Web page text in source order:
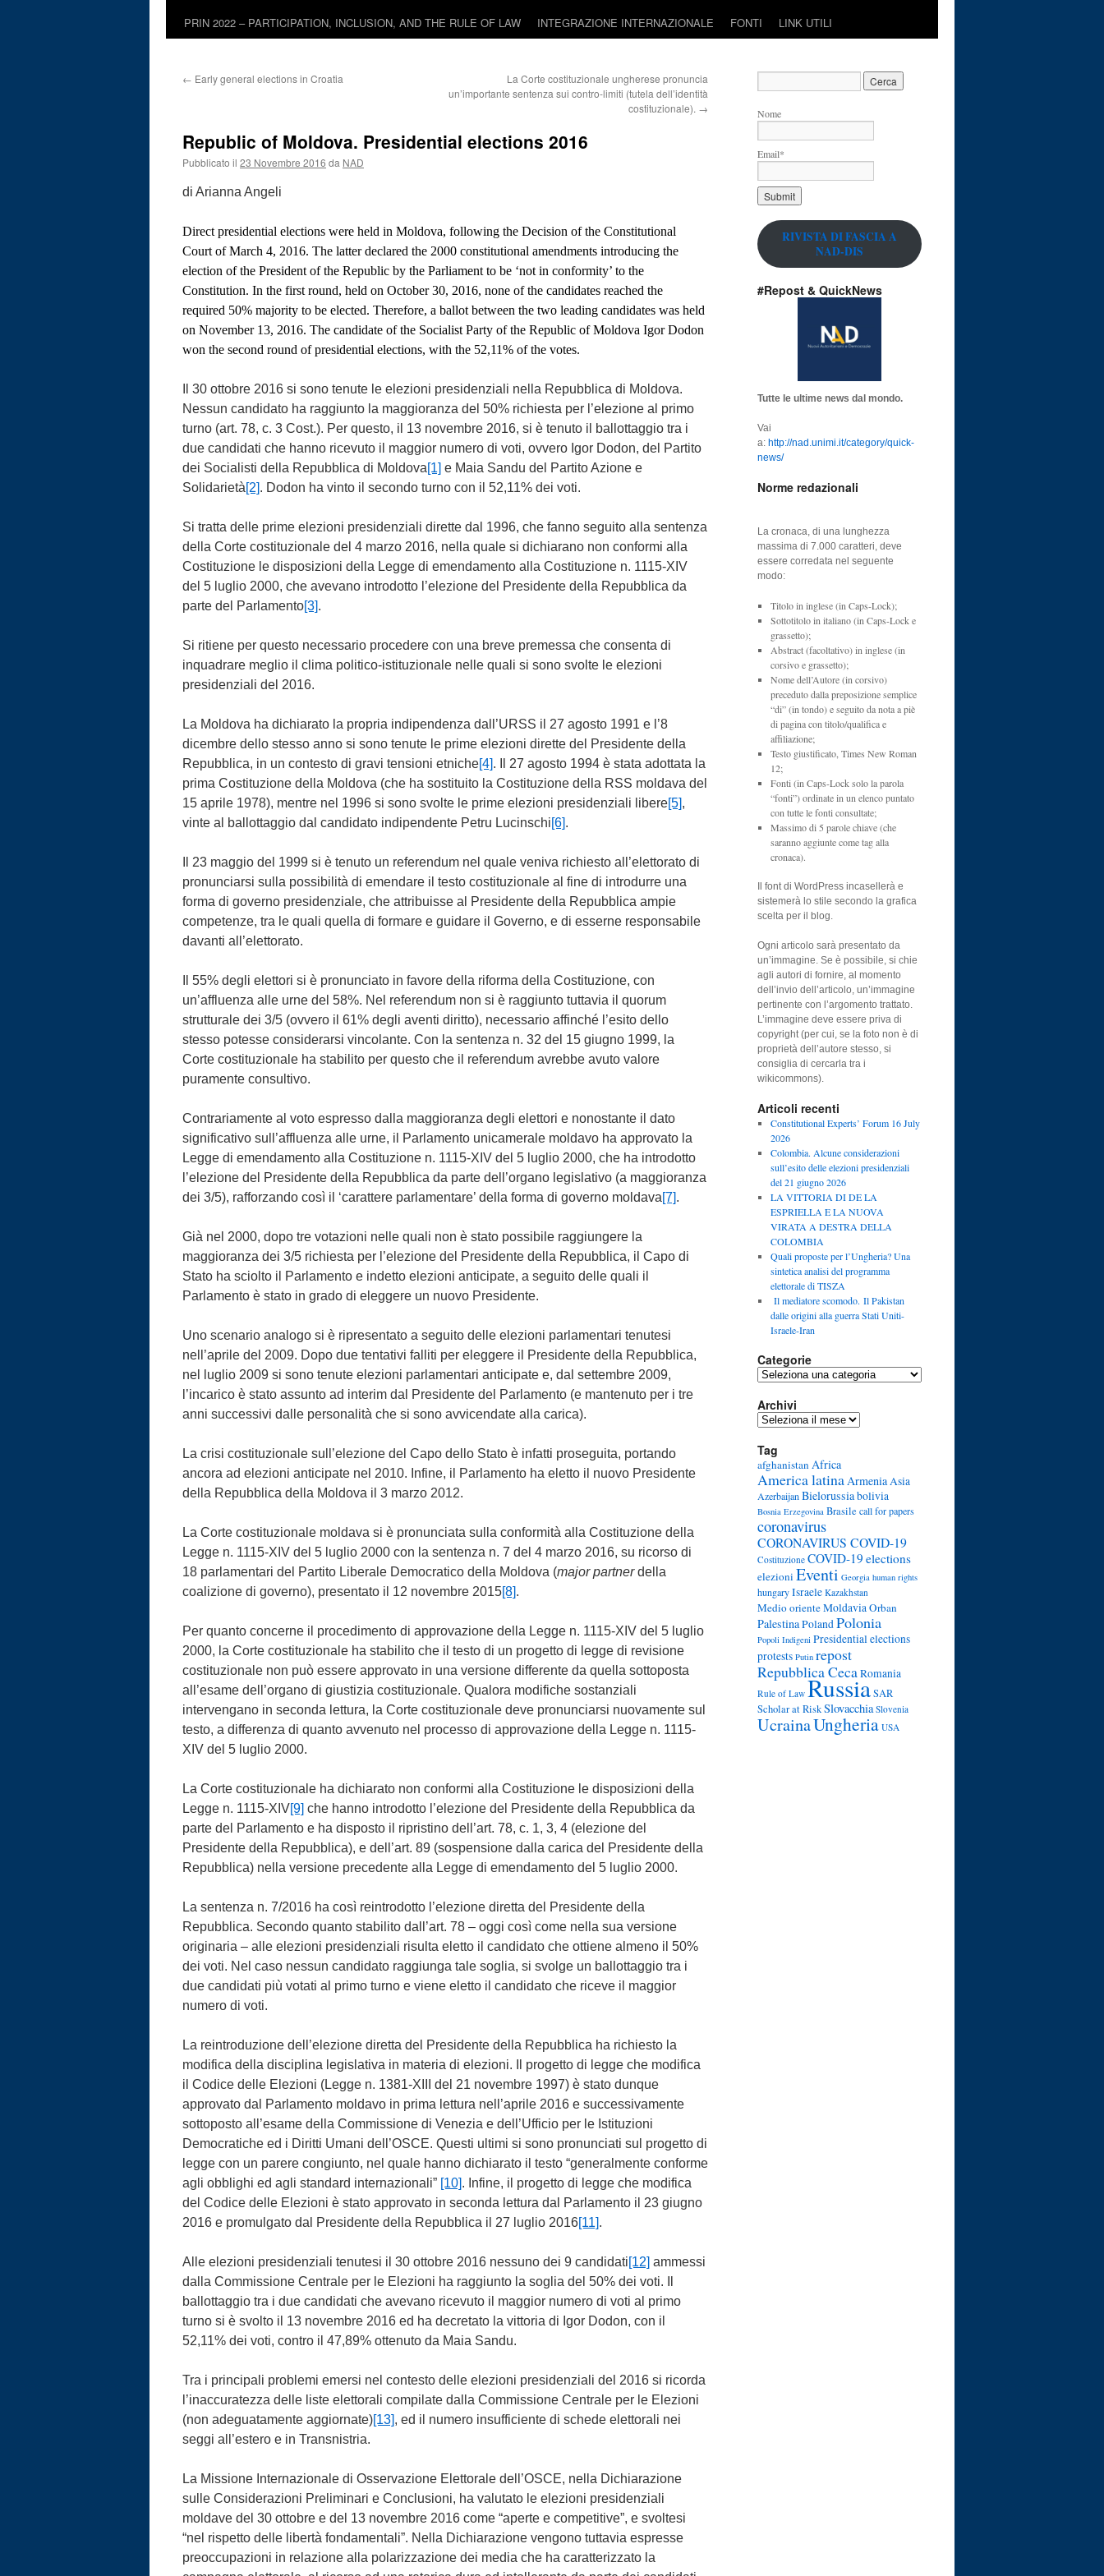
PRIN 2022 – PARTICIPATION, INCLUSION, AND THE RULE OF LAW
INTEGRAZIONE INTERNAZIONALE FONTI LINK UTILI
← Early general elections in Croatia
La Corte costituzionale ungherese pronuncia
un’importante sentenza sui contro-limiti (tutela dell’identità
costituzionale). →
Republic of Moldova. Presidential elections 2016
Pubblicato il 23 Novembre 2016 da NAD
di Arianna Angeli
Direct presidential elections were held in Moldova, following the Decision of the Constitutional
Court of March 4, 2016. The latter declared the 2000 constitutional amendments introducing the
election of the President of the Republic by the Parliament to be ‘not in conformity’ to the
Constitution. In the first round, held on October 30, 2016, none of the candidates reached the
required 50% majority to be elected. Therefore, a ballot between the two leading candidates was held
on November 13, 2016. The candidate of the Socialist Party of the Republic of Moldova Igor Dodon
won the second round of presidential elections, with the 52,11% of the votes.
Il 30 ottobre 2016 si sono tenute le elezioni presidenziali nella Repubblica di Moldova.
Nessun candidato ha raggiunto la maggioranza del 50% richiesta per l’elezione al primo
turno (art. 78, c. 3 Cost.). Per questo, il 13 novembre 2016, si è tenuto il ballottaggio tra i
due candidati che hanno ricevuto il maggior numero di voti, ovvero Igor Dodon, del Partito
dei Socialisti della Repubblica di Moldova[1] e Maia Sandu del Partito Azione e
Solidarietà[2]. Dodon ha vinto il secondo turno con il 52,11% dei voti.
Si tratta delle prime elezioni presidenziali dirette dal 1996, che fanno seguito alla sentenza
della Corte costituzionale del 4 marzo 2016, nella quale si dichiarano non conformi alla
Costituzione le disposizioni della Legge di emendamento alla Costituzione n. 1115-XIV
del 5 luglio 2000, che avevano introdotto l’elezione del Presidente della Repubblica da
parte del Parlamento[3].
Si ritiene per questo necessario procedere con una breve premessa che consenta di
inquadrare meglio il clima politico-istituzionale nelle quali si sono svolte le elezioni
presidenziali del 2016.
La Moldova ha dichiarato la propria indipendenza dall’URSS il 27 agosto 1991 e l’8
dicembre dello stesso anno si sono tenute le prime elezioni dirette del Presidente della
Repubblica, in un contesto di gravi tensioni etniche[4]. Il 27 agosto 1994 è stata adottata la
prima Costituzione della Moldova (che ha sostituito la Costituzione della RSS moldava del
15 aprile 1978), mentre nel 1996 si sono svolte le prime elezioni presidenziali libere[5],
vinte al ballottaggio dal candidato indipendente Petru Lucinschi[6].
Il 23 maggio del 1999 si è tenuto un referendum nel quale veniva richiesto all’elettorato di
pronunciarsi sulla possibilità di emendare il testo costituzionale al fine di introdurre una
forma di governo presidenziale, che attribuisse al Presidente della Repubblica ampie
competenze, tra le quali quella di formare e guidare il Governo, e di esserne responsabile
davanti all’elettorato.
Il 55% degli elettori si è pronunciato in favore della riforma della Costituzione, con
un’affluenza alle urne del 58%. Nel referendum non si è raggiunto tuttavia il quorum
strutturale dei 3/5 (ovvero il 61% degli aventi diritto), necessario affinché l’esito dello
stesso potesse considerarsi vincolante. Con la sentenza n. 32 del 15 giugno 1999, la
Corte costituzionale ha stabilito per questo che il referendum avrebbe avuto valore
puramente consultivo.
Contrariamente al voto espresso dalla maggioranza degli elettori e nonostante il dato
significativo sull’affluenza alle urne, il Parlamento unicamerale moldavo ha approvato la
Legge di emendamento alla Costituzione n. 1115-XIV del 5 luglio 2000, che ha introdotto
l’elezione del Presidente della Repubblica da parte dell’organo legislativo (a maggioranza
dei 3/5), rafforzando così il ‘carattere parlamentare’ della forma di governo moldava[7].
Già nel 2000, dopo tre votazioni nelle quali non è stato possibile raggiungere la
maggioranza dei 3/5 richiesta per l’elezione del Presidente della Repubblica, il Capo di
Stato ha sciolto il Parlamento e indetto elezioni anticipate, a seguito delle quali il
Parlamento è stato in grado di eleggere un nuovo Presidente.
Uno scenario analogo si è ripresentato a seguito delle elezioni parlamentari tenutesi
nell’aprile del 2009. Dopo due tentativi falliti per eleggere il Presidente della Repubblica,
nel luglio 2009 si sono tenute elezioni parlamentari anticipate e, dal settembre 2009,
l’incarico è stato assunto ad interim dal Presidente del Parlamento (e mantenuto per i tre
anni successivi dalle personalità che si sono avvicendate alla carica).
La crisi costituzionale sull’elezione del Capo dello Stato è infatti proseguita, portando
ancora ad elezioni anticipate nel 2010. Infine, il Parlamento ha eletto il nuovo Presidente
della Repubblica della Moldova il 3 marzo 2012.
La Corte costituzionale moldava si è pronunciata sulla conformità alla Costituzione della
Legge n. 1115-XIV del 5 luglio 2000 con la sentenza n. 7 del 4 marzo 2016, su ricorso di
18 parlamentari del Partito Liberale Democratico della Moldova (major partnerdella
coalizione di governo), presentato il 12 novembre 2015[8].
Per quanto concerne il procedimento di approvazione della Legge n. 1115-XIV del 5 luglio
2000, la Corte costituzionale ha stabilito che il testo di un progetto di legge di revisione
costituzionale non può essere approvato in una versione differente da quella sottoposta
all’esame dell’organo di giustizia costituzionale. Qualora modifiche sostanziali
intervengano in seconda lettura, la Corte costituzionale deve pronunciarsi nuovamente sul
testo, a differenza di quanto avvenuto nel processo di approvazione della Legge n. 1115-
XIV del 5 luglio 2000.
La Corte costituzionale ha dichiarato non conformi alla Costituzione le disposizioni della
Legge n. 1115-XIV[9] che hanno introdotto l’elezione del Presidente della Repubblica da
parte del Parlamento e ha disposto il ripristino dell’art. 78, c. 1, 3, 4 (elezione del
Presidente della Repubblica), e dell’art. 89 (sospensione dalla carica del Presidente della
Repubblica) nella versione precedente alla Legge di emendamento del 5 luglio 2000.
La sentenza n. 7/2016 ha così reintrodotto l’elezione diretta del Presidente della
Repubblica. Secondo quanto stabilito dall’art. 78 – oggi così come nella sua versione
originaria – alle elezioni presidenziali risulta eletto il candidato che ottiene almeno il 50%
dei voti. Nel caso nessun candidato raggiunga tale soglia, si svolge un ballottaggio tra i
due candidati più votati al primo turno e viene eletto il candidato che riceve il maggior
numero di voti.
La reintroduzione dell’elezione diretta del Presidente della Repubblica ha richiesto la
modifica della disciplina legislativa in materia di elezioni. Il progetto di legge che modifica
il Codice delle Elezioni (Legge n. 1381-XIII del 21 novembre 1997) è stato dunque
approvato dal Parlamento moldavo in prima lettura nell’aprile 2016 e successivamente
sottoposto all’esame della Commissione di Venezia e dell’Ufficio per le Istituzioni
Democratiche ed i Diritti Umani dell’OSCE. Questi ultimi si sono pronunciati sul progetto di
legge con un parere congiunto, nel quale hanno dichiarato il testo “generalmente conforme
agli obblighi ed agli standard internazionali” [10]. Infine, il progetto di legge che modifica
del Codice delle Elezioni è stato approvato in seconda lettura dal Parlamento il 23 giugno
2016 e promulgato dal Presidente della Repubblica il 27 luglio 2016[11].
Alle elezioni presidenziali tenutesi il 30 ottobre 2016 nessuno dei 9 candidati[12] ammessi
dalla Commissione Centrale per le Elezioni ha raggiunto la soglia del 50% dei voti. Il
ballottaggio tra i due candidati che avevano ricevuto il maggior numero di voti al primo
turno si è svolto il 13 novembre 2016 ed ha decretato la vittoria di Igor Dodon, con il
52,11% dei voti, contro il 47,89% ottenuto da Maia Sandu.
Tra i principali problemi emersi nel contesto delle elezioni presidenziali del 2016 si ricorda
l’inaccuratezza delle liste elettorali compilate dalla Commissione Centrale per le Elezioni
(non adeguatamente aggiornate)[13], ed il numero insufficiente di schede elettorali nei
seggi all’estero e in Transnistria.
La Missione Internazionale di Osservazione Elettorale dell’OSCE, nella Dichiarazione
sulle Considerazioni Preliminari e Conclusioni, ha valutato le elezioni presidenziali
moldave del 30 ottobre e del 13 novembre 2016 come “aperte e competitive”, e svoltesi
“nel rispetto delle libertà fondamentali”. Nella Dichiarazione vengono tuttavia espresse
preoccupazioni in relazione alla polarizzazione dei media che ha caratterizzato la
Nome
Email*
RIVISTA DI FASCIA A
NAD-DIS
#Repost & QuickNews
Tutte le ultime news dal mondo.
Vai
a: http://nad.unimi.it/category/quick-
news/
Norme redazionali
La cronaca, di una lunghezza
massima di 7.000 caratteri, deve
essere corredata nel seguente
modo:
Titolo in inglese (in Caps-Lock);
Sottotitolo in italiano (in Caps-Lock e
grassetto);
Abstract (facoltativo) in inglese (in
corsivo e grassetto);
Nome dell’Autore (in corsivo)
preceduto dalla preposizione semplice
“di” (in tondo) e seguito da nota a piè
di pagina con titolo/qualifica e
affiliazione;
Testo giustificato, Times New Roman
12;
Fonti (in Caps-Lock solo la parola
“fonti”) ordinate in un elenco puntato
con tutte le fonti consultate;
Massimo di 5 parole chiave (che
saranno aggiunte come tag alla
cronaca).
Il font di WordPress incasellerà e
sistemerà lo stile secondo la grafica
scelta per il blog.
Ogni articolo sarà presentato da
un’immagine. Se è possibile, si chie
agli autori di fornire, al momento
dell’invio dell’articolo, un’immagine
pertinente con l’argomento trattato.
L’immagine deve essere priva di
copyright (per cui, se la foto non è di
proprietà dell’autore stesso, si
consiglia di cercarla tra i
wikicommons).
Articoli recenti
Constitutional Experts’ Forum 16 July
2026
Colombia. Alcune considerazioni
sull’esito delle elezioni presidenziali
del 21 giugno 2026
LA VITTORIA DI DE LA
ESPRIELLA E LA NUOVA
VIRATA A DESTRA DELLA
COLOMBIA
Quali proposte per l’Ungheria? Una
sintetica analisi del programma
elettorale di TISZA
Il mediatore scomodo. Il Pakistan
dalle origini alla guerra Stati Uniti-
Israele-Iran
Categorie
Categorie
Archivi
Archivi
Tag
afghanistanAfrica
America latinaArmeniaAsia
AzerbaijanBielorussiabolivia
Bosnia Erzegovina Brasile call for papers
coronavirus
CORONAVIRUS COVID-19
Costituzione COVID-19 elections
elezioni Eventi Georgia human rights
hungaryIsraele Kazakhstan
Medio orienteMoldaviaOrban
PalestinaPolandPolonia
Popoli Indigeni Presidential elections
protests Putin repost
Repubblica CecaRomania
Rule of Law RussiaSAR
Scholar at RiskSlovacchia Slovenia
UcrainaUngheria USA